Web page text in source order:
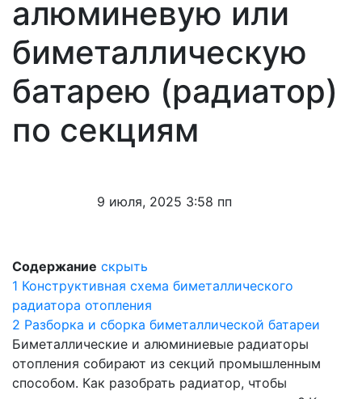
алюминевую или
биметаллическую
батарею (радиатор)
по секциям
9 июля, 2025 3:58 пп
Содержание скрыть
1 Конструктивная схема биметаллического
радиатора отопления
2 Разборка и сборка биметаллической батареи
Биметаллические и алюминиевые радиаторы
отопления собирают из секций промышленным
способом. Как разобрать радиатор, чтобы